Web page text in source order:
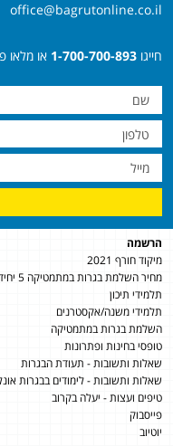
office@bagrutonline.co.il
חייגו 1-700-700-893 או מלאו
הרשמה
מיקוד חורף 2021
מחיר השלמת בגרות במתמטיקה 5 יחידות
תלמידי תיכון
תלמידי משנה/אקסטרנים
השלמת בגרות במתמטיקה
טופסי בחינות ופתרונות
שאלות ותשובות - תעודת הבגרות
שאלות ותשובות - לימודים בבגרות
טיפים ועצות - יעלה בקרוב
פייסבוק
יוטיוב